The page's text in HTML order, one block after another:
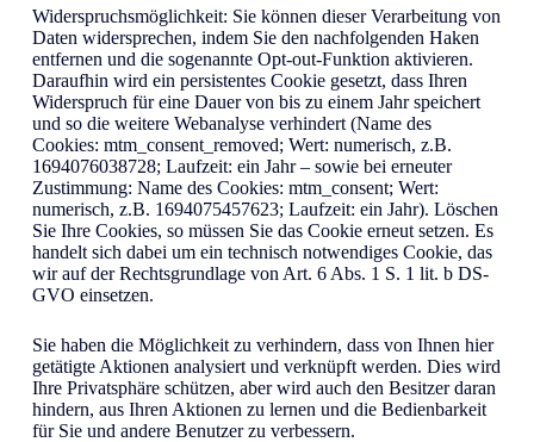
Widerspruchsmöglichkeit: Sie können dieser Verarbeitung von
Daten widersprechen, indem Sie den nachfolgenden Haken
entfernen und die sogenannte Opt-out-Funktion aktivieren.
Daraufhin wird ein persistentes Cookie gesetzt, dass Ihren
Widerspruch für eine Dauer von bis zu einem Jahr speichert
und so die weitere Webanalyse verhindert (Name des
Cookies: mtm_consent_removed; Wert: numerisch, z.B.
1694076038728; Laufzeit: ein Jahr – sowie bei erneuter
Zustimmung: Name des Cookies: mtm_consent; Wert:
numerisch, z.B. 1694075457623; Laufzeit: ein Jahr). Löschen
Sie Ihre Cookies, so müssen Sie das Cookie erneut setzen. Es
handelt sich dabei um ein technisch notwendiges Cookie, das
wir auf der Rechtsgrundlage von Art. 6 Abs. 1 S. 1 lit. b DS-
GVO einsetzen.
Sie haben die Möglichkeit zu verhindern, dass von Ihnen hier
getätigte Aktionen analysiert und verknüpft werden. Dies wird
Ihre Privatsphäre schützen, aber wird auch den Besitzer daran
hindern, aus Ihren Aktionen zu lernen und die Bedienbarkeit
für Sie und andere Benutzer zu verbessern.